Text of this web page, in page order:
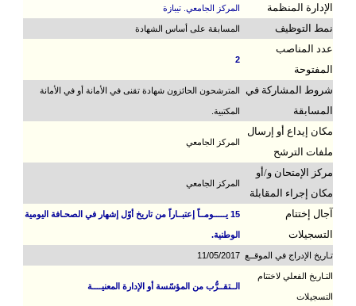
الإدارة المنظمة المركز الجامعي. تيبازة
نمط التوظيف المسابقة على أساس الشهادة
عدد المناصب
المفتوحة
2
شروط المشاركة في
المسابقة
المترشحون الحائزون شهادة تقنى في الأمانة أو في الأمانة
المكتبية.
مكان إيداع أو إرسال
ملفات الترشح
المركز الجامعي
مركز الإمتحان و/أو
مكان إجراء المقابلة
المركز الجامعي
آجال إختتام
التسجيلات
15 يـــــومــاً إعتبــاراً من تاريخ أوّل إشهار في الصحـافة اليومية
الوطنية.
تـاريخ الإدراج في الموقــع 11/05/2017
التـاريخ الفعلي لاختتام
التسجيلات
الــتقــرُّب من المؤسّسة أو الإدارة المعنيــــة